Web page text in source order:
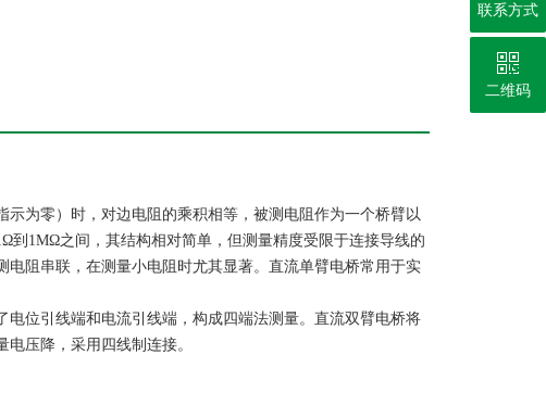
为零）时，对边电阻的乘积相等，被测电阻作为一个桥臂以
到1MΩ之间，其结构相对简单，但测量精度受限于连接导线的
阻串联，在测量小电阻时尤其显著。直流单臂电桥常用于实
位引线端和电流引线端，构成四端法测量。直流双臂电桥将
压降，采用四线制连接。
联系方式
二维码